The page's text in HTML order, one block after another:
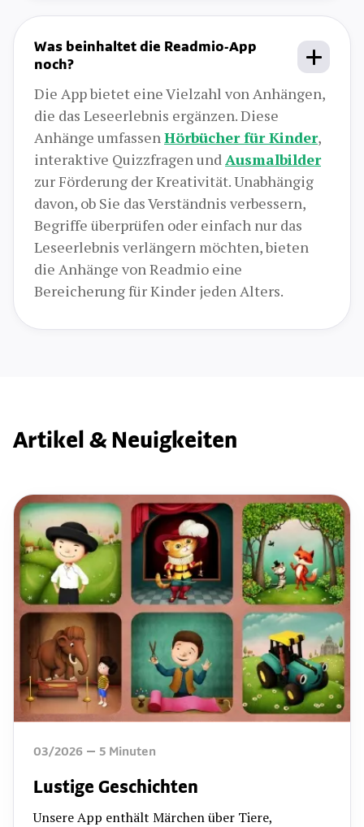
Was beinhaltet die Readmio-App
noch?
Die App bietet eine Vielzahl von Anhängen,
die das Leseerlebnis ergänzen. Diese
Anhänge umfassenHörbücher für Kinder,
interaktive Quizzfragen undAusmalbilder
zur Förderung der Kreativität. Unabhängig
davon, ob Sie das Verständnis verbessern,
Begriffe überprüfen oder einfach nur das
Leseerlebnis verlängern möchten, bieten
die Anhänge von Readmio eine
Bereicherung für Kinder jeden Alters.
Artikel & Neuigkeiten
03/2026 5 Minuten
Lustige Geschichten
Unsere App enthält Märchen über Tiere,